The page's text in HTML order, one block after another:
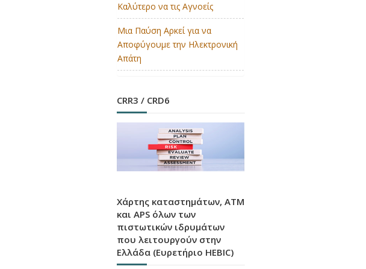
Καλύτερο να τις Αγνοείς
Μια Παύση Αρκεί για να
Αποφύγουμε την Ηλεκτρονική
Απάτη
CRR3 / CRD6
Χάρτης καταστημάτων, ATM
και APS όλων των
πιστωτικών ιδρυμάτων
που λειτουργούν στην
Ελλάδα (Ευρετήριο HEBIC)